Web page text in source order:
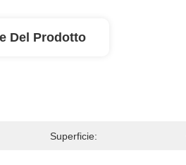
Del Prodotto
Superficie: